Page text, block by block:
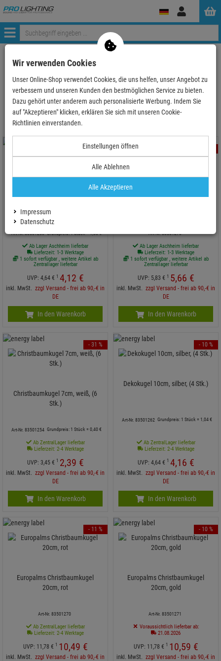
Anmelden
Menü
ProLighting Deko & Textilpflanzen
Deko Kugeln
4x Europalms Christbaumkugel
Art-Nr. 83501263 Grundpreis: 1 Stück =1,03€
Ab Lager Aschheim lieferbar
Lieferzeit: 1-3 Werktage
1 sofort verfügbar , weitere Artikel ab
Zentrallager lieferbar
UVP: 4,64 € 1 4,12 €
inkl. MwSt. zzgl Versand - frei ab 90,-€ in
DE
- 11 %
In den Warenkorb
Europalms Christbaumkugel
Art-Nr. 83501273
Ab Lager Aschheim lieferbar
Lieferzeit: 1-3 Werktage
1 sofort verfügbar , weitere Artikel ab
Zentrallager lieferbar
UVP: 5,83 € 1 5,66 €
inkl. MwSt. zzgl Versand - frei ab 90,-€ in
DE
In den Warenkorb
Christbaumkugel 7cm, weiß, (6
Stk.)
Art-Nr. 83501254 Grundpreis: 1 Stück = 0,40€
Ab ZentralLager lieferbar
Lieferzeit: 2-4 Werktage
UVP: 3, 45 € 1 2,39 €
inkl. MwSt. zzgl Versand - frei ab 90,-€ in
DE
- 31 %
In den Warenkorb
Dekokugel 10cm, silber, (4 Stk.)
Art-Nr. 83501262 Grundpreis: 1 Stück = 1, 04€
Ab ZentralLager lieferbar
Lieferzeit: 2-4 Werktage
UVP: 4, 64 € 1 4,16 €
inkl. MwSt. zzgl Versand - frei ab 90,-€ in
DE
- 10 %
In den Warenkorb
Europalms Christbaumkugel
20cm, rot
Art-Nr. 83501270
Ab ZentralLager lieferbar
Lieferzeit: 2-4 Werktage
UVP: 11,78 € 1 10,49 €
inkl. MwSt. zzgl Versand - frei ab 90,-€ in
- 11 %
Europalms Christbaumkugel
20cm, gold
Art-Nr. 83501271
Voraussichtlich lieferbar ab:
21.08.2026
UVP: 11,78 € 1 10,59 €
inkl. MwSt. zzgl Versand - frei ab 90,-€ in
- 10 %
Wir verwenden Cookies
Unser Online-Shop verwendet Cookies, die uns helfen, unser Angebot zu
verbessern und unseren Kunden den bestmöglichen Service zu bieten.
Dazu gehört unter anderem auch personalisierte Werbung. Indem Sie
auf "Akzeptieren" klicken, erklären Sie sich mit unseren Cookie-
Richtlinien einverstanden.
Einstellungen öffnen
Alle Ablehnen
Alle Akzeptieren
Impressum
Datenschutz